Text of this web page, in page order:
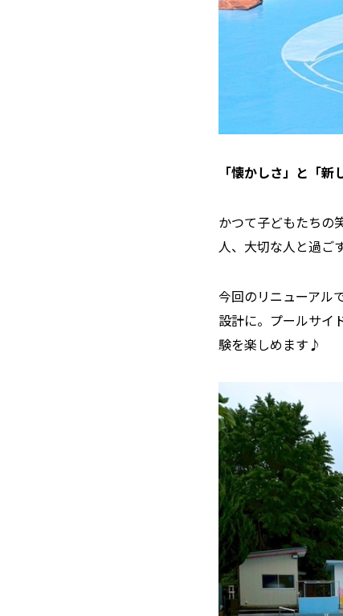
「懐かしさ」と「
かつて子どもたちの
人、大切な人と過ご
今回のリニューアル
設計に。プールサイ
験を楽しめます♪